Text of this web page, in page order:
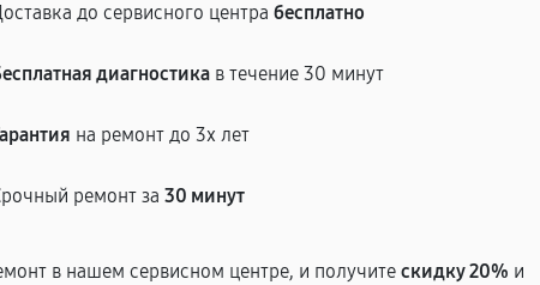
до сервисного центрабесплатно
диагностика в течение 30 минут
на ремонт до 3х лет
ремонт за30 минут
в нашем сервисном центре, и получитескидку 20% и